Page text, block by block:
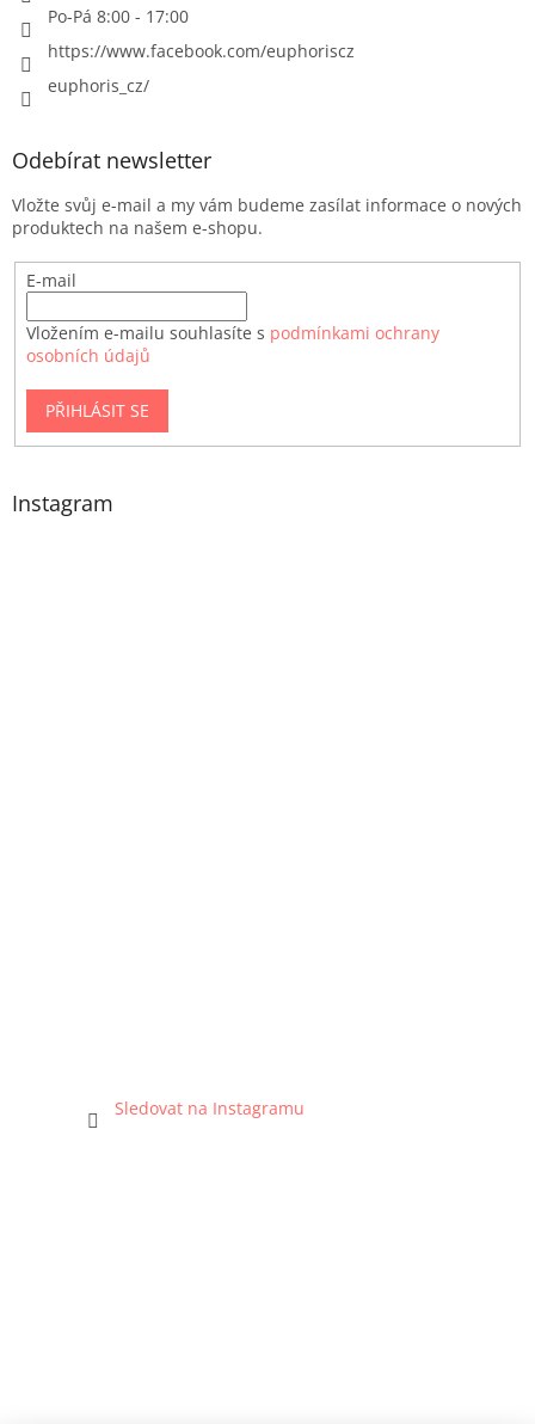
Po-Pá 8:00 - 17:00
https://www.facebook.com/euphoriscz
euphoris_cz/
Odebírat newsletter
Vložte svůj e-mail a my vám budeme zasílat informace o nových
produktech na našem e-shopu.
E-mail
Vložením e-mailu souhlasíte s podmínkami ochrany
osobních údajů
PŘIHLÁSIT SE
Instagram
Sledovat na Instagramu